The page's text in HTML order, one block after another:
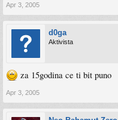
Apr 3, 2005
d0ga
Aktivista
za 15godina ce ti bit puno
Apr 3, 2005